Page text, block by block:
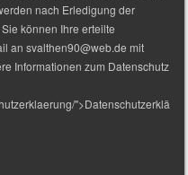
nach Erledigung der
können Ihre erteilte
an svalthen90@web.de mit
Informationen zum Datenschutz
">Datenschutzerklä